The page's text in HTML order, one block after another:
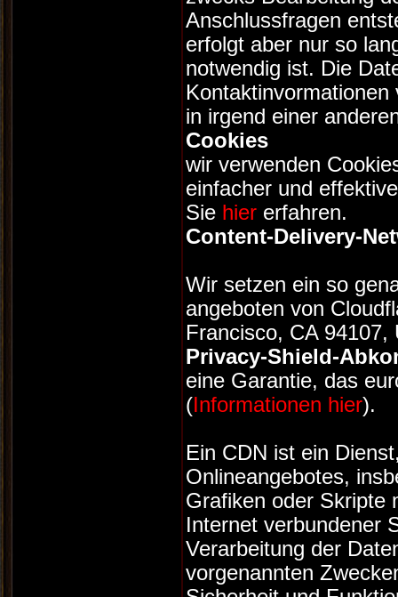
Anschlussfragen
erfolgt aber nur so
notwendig ist. Die
in irgend einer
Cookies
wir verwenden
einfacher und
Sie hier erfahren.
Content-Delivery-
Wir setzen ein so
angeboten von
Francisco, CA
Privacy-Shield-
eine Garantie, das
( Informationen hier).
Ein CDN ist ein
Onlineangebotes,
Grafiken oder Skripte
Internet verbundener
Verarbeitung der
vorgenannten